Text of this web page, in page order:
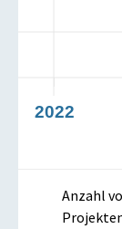
2022
Anzahl